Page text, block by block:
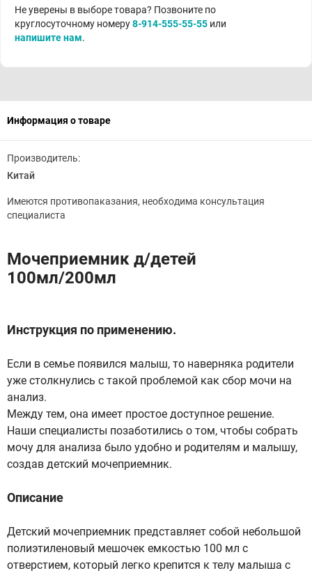
Не уверены в выборе товара? Позвоните по
круглосуточному номеру8-914-555-55-55 или
напишите нам.
Информация о товаре
Производитель:
Китай
Имеются противопаказания, необходима консультация
специалиста
Мочеприемник д/детей
100мл/200мл
Инструкция по применению.
Если в семье появился малыш, то наверняка родители
уже столкнулись с такой проблемой как сбор мочи на
анализ.
Между тем, она имеет простое доступное решение.
Наши специалисты позаботились о том, чтобы собрать
мочу для анализа было удобно и родителям и малышу,
создав детский мочеприемник.
Описание
Детский мочеприемник представляет собой небольшой
полиэтиленовый мешочек емкостью 100 мл с
отверстием, который легко крепится к телу малыша с